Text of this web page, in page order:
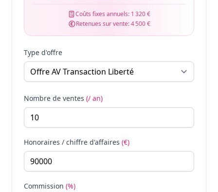
Coûts fixes annuels: 1 320 €
Retenues sur vente:4 500 €
Type d'offre
Nombre de ventes (/ an)
Honoraires / chiffre d'affaires (€)
Commission (%)